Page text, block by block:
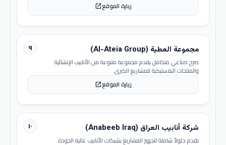
زيارة الموقعopen_in_new
٩ مجموعة العطية (Al-Ateia Group)
صرح صناعي متكامل يقدم مجموعة متنوعة من الأنابيب الإنشائية
والمنتجات البلاستيكية للمشاريع الكبرى.
زيارة الموقعopen_in_new
١٠ شركة أنابيب العراق (Anabeeb Iraq)
تقدم حلولاً شاملة لتجهيز المشاريع بشبكات الأنابيب عالية الجودة